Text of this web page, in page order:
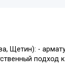
Щетин): -
подход